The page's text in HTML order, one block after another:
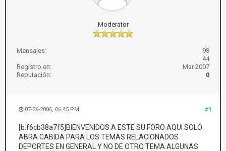
Moderator
Mensajes:
98
44
Registro en:
Mar 2007
Reputación:
0
#1
07-26-2006, 06:45 PM
[b:f6cb38a7f5]BIENVENIDOS A ESTE SU FORO AQUI SOLO
ABRA CABIDA PARA LOS TEMAS RELACIONADOS
DEPORTES EN GENERAL Y NO DE OTRO TEMA ALGUNAS